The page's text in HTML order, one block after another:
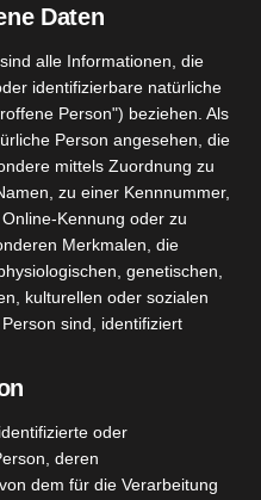
Gang
Reinigung Vegan
Weiterlesen
mini
,Reinigung
Weiterlesen
Daten
alle Informationen, die
identifizierbare natürliche
Person") beziehen. Als
Person angesehen, die
mittels Zuordnung zu
zu einer Kennnummer,
Kennung oder zu
Merkmalen, die
genetischen,
kulturellen oder sozialen
sind, identifiziert
oder
deren
dem für die Verarbeitung